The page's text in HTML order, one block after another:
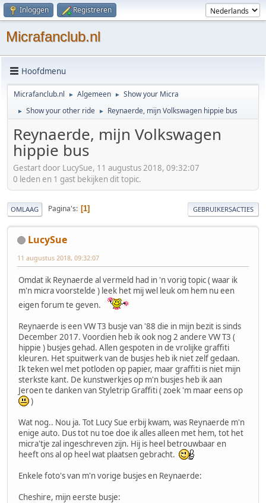
Inloggen Registreren
Micrafanclub.nl
Hoofdmenu
Micrafanclub.nl ► Algemeen ► Show your Micra
► Show your other ride ► Reynaerde, mijn Volkswagen hippie bus
Reynaerde, mijn Volkswagen
hippie bus
Gestart door LucySue, 11 augustus 2018, 09:32:07
0 leden en 1 gast bekijken dit topic.
OMLAAG Pagina's 1 GEBRUIKERSACTIES
LucySue
11 augustus 2018, 09:32:07
Omdat ik Reynaerde al vermeld had in 'n vorig topic ( waar ik
m'n micra voorstelde ) leek het mij wel leuk om hem nu een
eigen forum te geven.
Reynaerde is een VW T3 busje van '88 die in mijn bezit is sinds
December 2017. Voordien heb ik ook nog 2 andere VW T3 (
hippie ) busjes gehad. Allen gespoten in de vrolijke graffiti
kleuren. Het spuitwerk van de busjes heb ik niet zelf gedaan.
Ik teken wel met potloden op papier, maar graffiti is niet mijn
sterkste kant. De kunstwerkjes op m'n busjes heb ik aan
Jeroen te danken van Styletrip Graffiti ( zoek 'm maar eens op
)
Wat nog.. Nou ja. Tot Lucy Sue erbij kwam, was Reynaerde m'n
enige auto. Dus tot nu toe doe ik alles alleen met hem, tot het
micra'tje zal ingeschreven zijn. Hij is heel betrouwbaar en
heeft ons al op heel wat plaatsen gebracht.
Enkele foto's van m'n vorige busjes en Reynaerde:
Cheshire, mijn eerste busje: